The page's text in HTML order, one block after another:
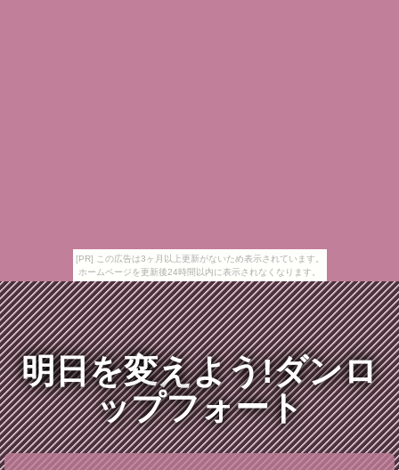
[PR] この広告は3ヶ月以上更新がないため表示されています。
ホームページを更新後24時間以内に表示されなくなります。
明日を変えよう!ダンロ
ップフォート